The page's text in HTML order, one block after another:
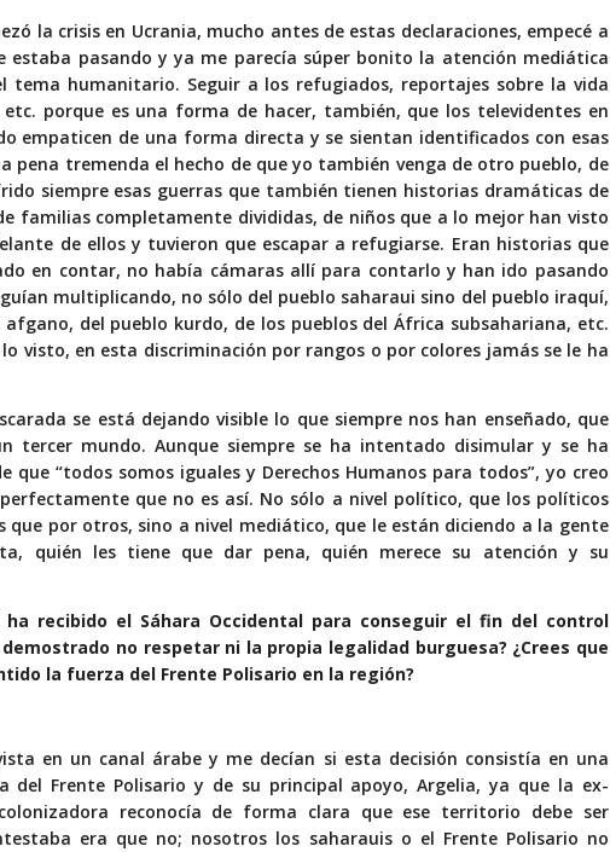
la crisis en Ucrania, mucho antes de estas declaraciones, empecé a
estaba pasando y ya me parecía súper bonito la atención mediática
tema humanitario. Seguir a los refugiados, reportajes sobre la vida
porque es una forma de hacer, también, que los televidentes en
empaticen de una forma directa y se sientan identificados con esas
pena tremenda el hecho de que yo también venga de otro pueblo, de
siempre esas guerras que también tienen historias dramáticas de
familias completamente divididas, de niños que a lo mejor han visto
de ellos y tuvieron que escapar a refugiarse. Eran historias que
en contar, no había cámaras allí para contarlo y han ido pasando
multiplicando, no sólo del pueblo saharaui sino del pueblo iraquí,
del pueblo kurdo, de los pueblos del África subsahariana, etc.
visto, en esta discriminación por rangos o por colores jamás se le ha
se está dejando visible lo que siempre nos han enseñado, que
tercer mundo. Aunque siempre se ha intentado disimular y se ha
que “todos somos iguales y Derechos Humanos para todos”, yo creo
que no es así. No sólo a nivel político, que los políticos
que por otros, sino a nivel mediático, que le están diciendo a la gente
quién les tiene que dar pena, quién merece su atención y su
ha recibido el Sáhara Occidental para conseguir el fin del control
no respetar ni la propia legalidad burguesa? ¿Crees que
la fuerza del Frente Polisario en la región?
en un canal árabe y me decían si esta decisión consistía en una
del Frente Polisario y de su principal apoyo, Argelia, ya que la ex-
reconocía de forma clara que ese territorio debe ser
era que no; nosotros los saharauis o el Frente Polisario no